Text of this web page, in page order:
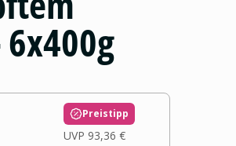
Preistipp
UVP 93,36 €